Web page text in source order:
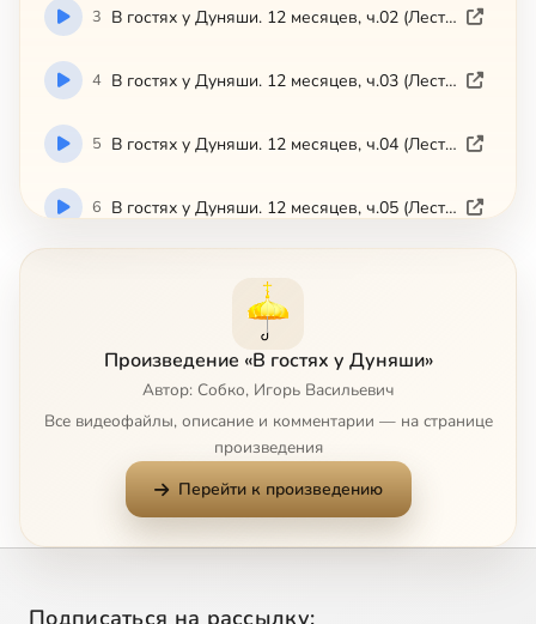
3 В гостях у Дуняши. 12 месяцев, ч.02 (Лествица)
4 В гостях у Дуняши. 12 месяцев, ч.03 (Лествица)
5 В гостях у Дуняши. 12 месяцев, ч.04 (Лествица)
6 В гостях у Дуняши. 12 месяцев, ч.05 (Лествица)
Произведение «В гостях у Дуняши»
Автор: Собко, Игорь Васильевич
Все видеофайлы, описание и комментарии — на странице
произведения
Перейти к произведению